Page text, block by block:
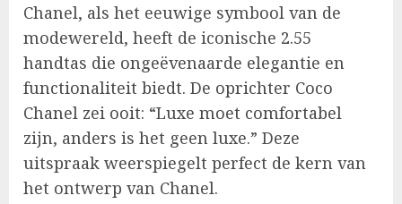
Chanel, als het eeuwige symbool van de
modewereld, heeft de iconische 2.55
handtas die ongeëvenaarde elegantie en
functionaliteit biedt. De oprichter Coco
Chanel zei ooit: “Luxe moet comfortabel
zijn, anders is het geen luxe.” Deze
uitspraak weerspiegelt perfect de kern van
het ontwerp van Chanel.